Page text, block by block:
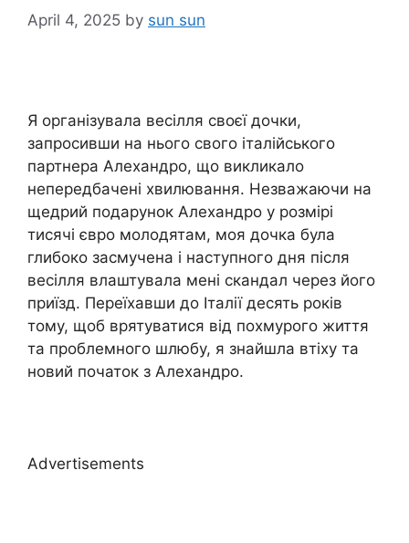
April 4, 2025 by sun sun
Я організувала весілля своєї дочки,
запросивши на нього свого італійського
партнера Алехандро, що викликало
непередбачені хвилювання. Незважаючи на
щедрий подарунок Алехандро у розмірі
тисячі євро молодятам, моя дочка була
глибоко засмучена і наступного дня після
весілля влаштувала мені скандал через його
приїзд. Переїхавши до Італії десять років
тому, щоб врятуватися від похмурого життя
та проблемного шлюбу, я знайшла втіху та
новий початок з Алехандро.
Advertisements